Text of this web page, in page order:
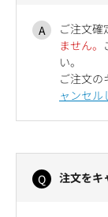
ご注文確
ません。
い。
ご注文の
ャンセル
注文をキ